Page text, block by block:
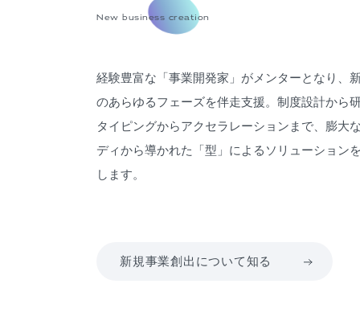
New business creation
経験豊富な「事業開発家」がメンターとなり、
のあらゆるフェーズを伴走支援。制度設計から
タイピングからアクセラレーションまで、膨大
ディから導かれた「型」によるソリューション
します。
新規事業創出について知る